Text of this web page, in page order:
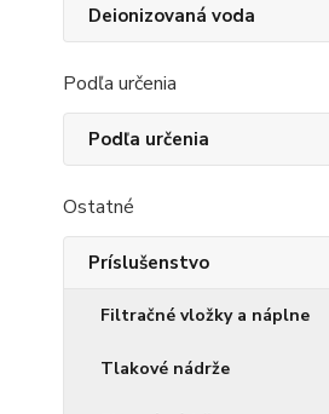
Deionizovaná voda
Podľa určenia
Podľa určenia
Ostatné
Príslušenstvo
Filtračné vložky a náplne
Tlakové nádrže